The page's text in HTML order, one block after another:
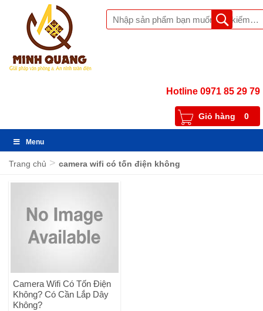
Hotline 0971 85 29 79
Giỏ hàng 0
Menu
Trang chủ > camera wifi có tốn điện không
Camera Wifi Có Tốn Điện
Không? Có Cần Lắp Dây
Không?